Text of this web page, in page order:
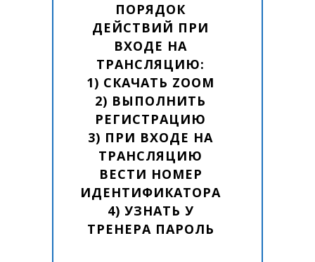
ПОРЯДОК
ДЕЙСТВИЙ ПРИ
ВХОДЕ НА
ТРАНСЛЯЦИЮ:
1) СКАЧАТЬ ZOOM
2) ВЫПОЛНИТЬ
РЕГИСТРАЦИЮ
3) ПРИ ВХОДЕ НА
ТРАНСЛЯЦИЮ
ВЕСТИ НОМЕР
ИДЕНТИФИКАТОРА
4) УЗНАТЬ У
ТРЕНЕРА ПАРОЛЬ